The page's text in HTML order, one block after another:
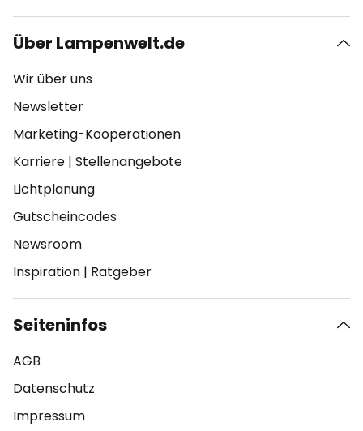
Über Lampenwelt.de
Wir über uns
Newsletter
Marketing-Kooperationen
Karriere | Stellenangebote
Lichtplanung
Gutscheincodes
Newsroom
Inspiration | Ratgeber
Seiteninfos
AGB
Datenschutz
Impressum